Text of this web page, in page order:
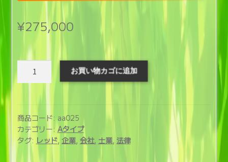
¥275,000
ー
ー
ジ
制
作
お買い物カゴに追加
商品コード: aa025
カテゴリー: Aタイプ
タグ: レッド, 企業, 会社, 士業, 法律